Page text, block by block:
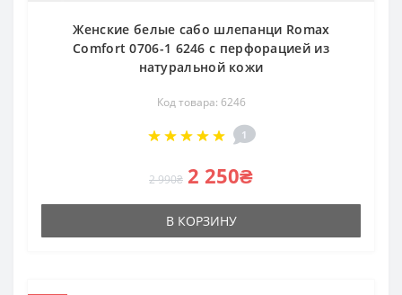
Женские белые сабо шлепанци Romax
Comfort 0706-1 6246 с перфорацией из
натуральной кожи
Код товара: 6246
1
2 990₴ 2 250₴
В КОРЗИНУ